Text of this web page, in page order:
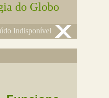
do Globo
Indisponível